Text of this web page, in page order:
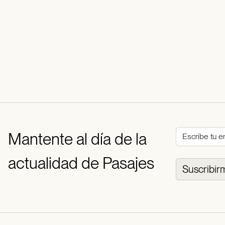
Mantente al día de la
actualidad de Pasajes